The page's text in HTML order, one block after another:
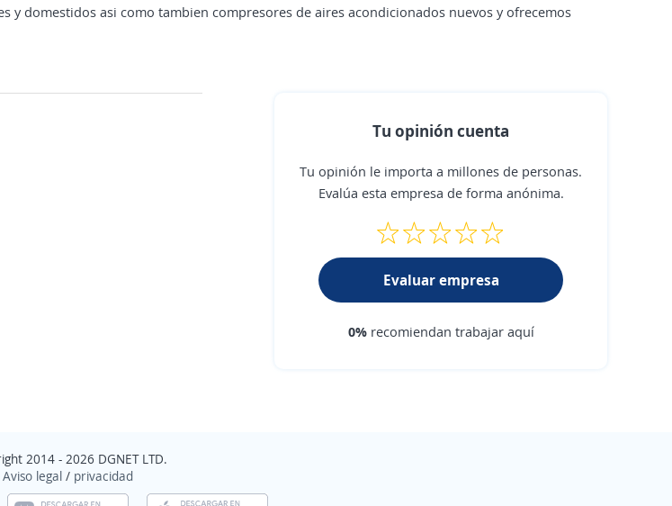
y domestidos asi como tambien compresores de aires acondicionados nuevos y ofrecemos
Tu opinión cuenta
Tu opinión le importa a millones de personas.
Evalúa esta empresa de forma anónima.
Evaluar empresa
0%recomiendan trabajar aquí
2014 - 2026 DGNET LTD.
Aviso legal/ privacidad